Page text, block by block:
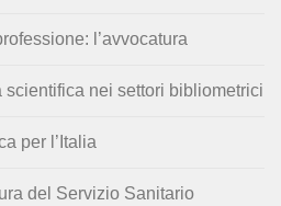
l’avvocatura
scientifica nei settori bibliometrici
per l’Italia
del Servizio Sanitario